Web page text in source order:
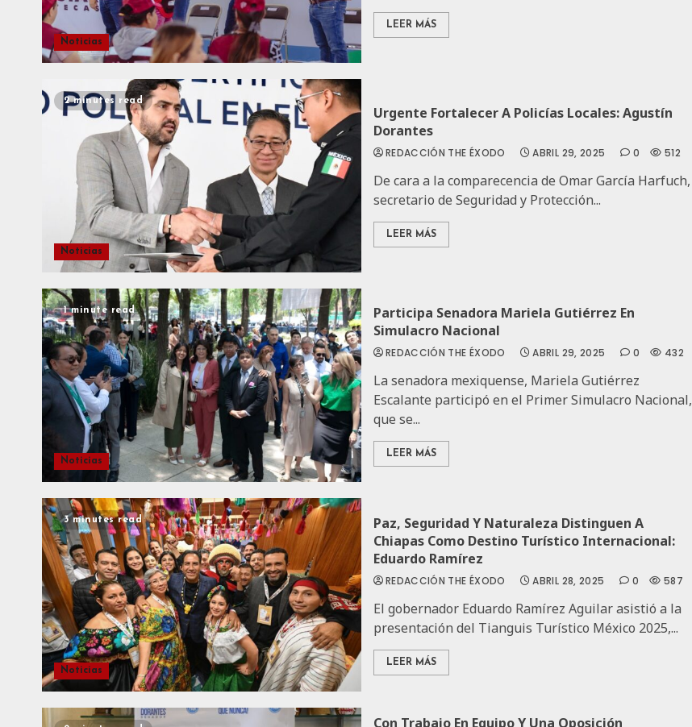
Noticias
LEER MÁS
2 minutes read
Noticias
Urgente Fortalecer A Policías Locales: Agustín
Dorantes
REDACCIÓN THE ÉXODO ABRIL 29, 2025 0 512
De cara a la comparecencia de Omar García Harfuch,
secretario de Seguridad y Protección...
LEER MÁS
1 minute read
Noticias
Participa Senadora Mariela Gutiérrez En
Simulacro Nacional
REDACCIÓN THE ÉXODO ABRIL 29, 2025 0 432
La senadora mexiquense, Mariela Gutiérrez
Escalante participó en el Primer Simulacro Nacional,
que se...
LEER MÁS
3 minutes read
Noticias
Paz, Seguridad Y Naturaleza Distinguen A
Chiapas Como Destino Turístico Internacional:
Eduardo Ramírez
REDACCIÓN THE ÉXODO ABRIL 28, 2025 0 587
El gobernador Eduardo Ramírez Aguilar asistió a la
presentación del Tianguis Turístico México 2025,...
LEER MÁS
Con Trabajo En Equipo Y Una Oposición